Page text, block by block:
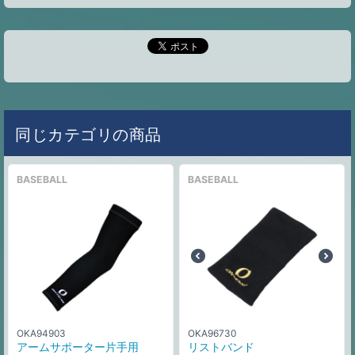
同じカテゴリの商品
BASEBALL
OKA94903
アームサポーター片手用
BASEBALL
OKA96730
リストバンド